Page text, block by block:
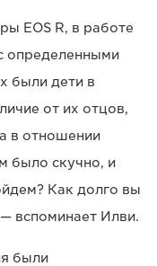
EOS R, в работе
определенными
были дети в
от их отцов,
в отношении
было скучно, и
Как долго вы
вспоминает Илви.
были